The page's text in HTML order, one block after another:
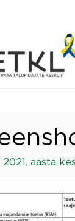
2021. aasta